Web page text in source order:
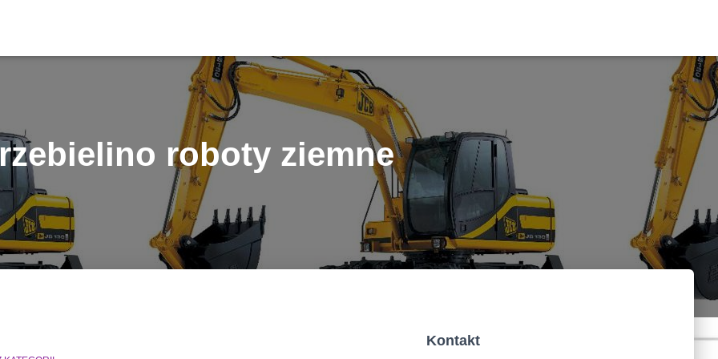
roboty ziemne
Kontakt